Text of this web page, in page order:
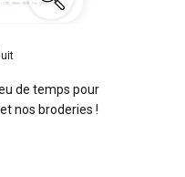
de temps pour
nos broderies !